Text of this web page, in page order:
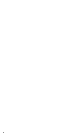
suave de
frías